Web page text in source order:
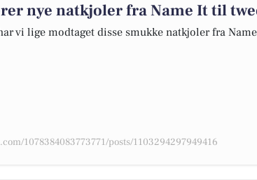
nye natkjoler fra Name It til
vi lige modtaget disse smukke natkjoler fra
1078384083773771/posts/1103294297949416